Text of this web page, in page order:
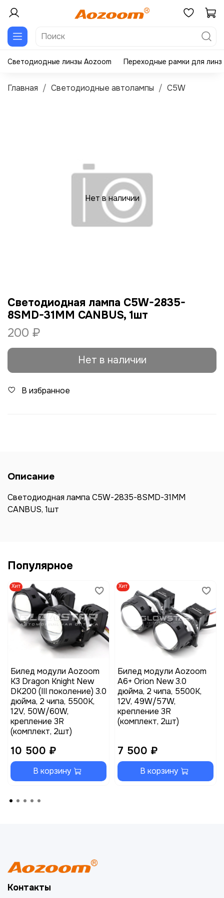
Светодиодные линзы Aozoom Переходные рамки для линз
Главная Светодиодные автолампы C5W
Нет в наличии
Светодиодная лампа C5W-2835-
8SMD-31ММ CANBUS, 1шт
200 ₽
Нет в наличии
В избранное
Описание
Светодиодная лампа C5W-2835-8SMD-31ММ
CANBUS, 1шт
Популярное
Хит
Билед модули Aozoom
K3 Dragon Knight New
DK200 (III поколение) 3.0
дюйма, 2 чипа, 5500K,
12V, 50W/60W,
крепление 3R
(комплект, 2шт)
10 500 ₽
В корзину
Хит
Билед модули Aozoom
A6+ Orion New 3.0
дюйма, 2 чипа, 5500K,
12V, 49W/57W,
крепление 3R
(комплект, 2шт)
7 500 ₽
В корзину
Контакты